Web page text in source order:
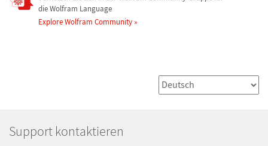
die Wolfram Language
Explore Wolfram Community
Support kontaktieren